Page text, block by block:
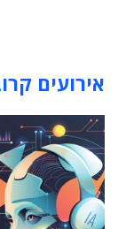
אירועים